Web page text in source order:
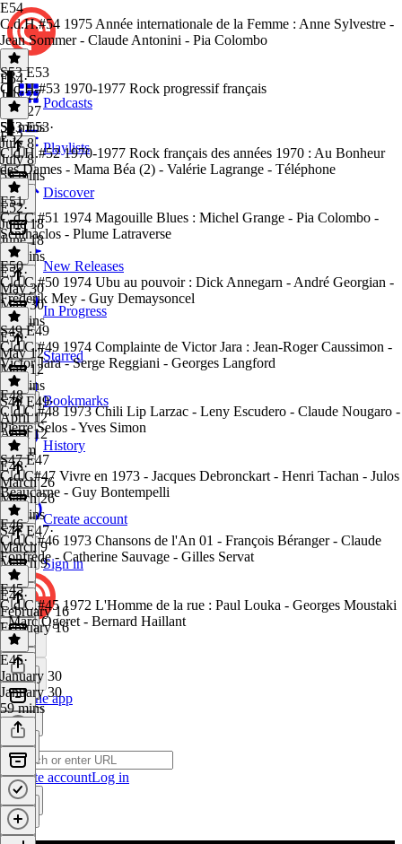
Podcasts
Playlists
Discover
New Releases
In Progress
Starred
Bookmarks
History
Create account
Sign in
Get the app
Create accountLog in
E54
C.d.H.#54 1975 Année internationale de la Femme : Anne Sylvestre -
Jean Sommer - Claude Antonini - Pia Colombo
E54·
July 27
July 27
59 mins
S53 E53
C.d.H.#53 1970-1977 Rock progressif français
S53 E53·
July 8
July 8
59 mins
E52
C.d.H.#52 1970-1977 Rock français des années 1970 : Au Bonheur
des Dames - Mama Béa (2) - Valérie Lagrange - Téléphone
E52·
June 18
June 18
59 mins
E51
C.d.C.#51 1974 Magouille Blues : Michel Grange - Pia Colombo -
Senthaclos - Plume Latraverse
E51·
May 30
May 30
59 mins
E50
C.d.C.#50 1974 Ubu au pouvoir : Dick Annegarn - André Georgian -
Frédérik Mey - Guy Demaysoncel
E50·
May 12
May 12
59 mins
S49 E49
C.d.C.#49 1974 Complainte de Victor Jara : Jean-Roger Caussimon -
Victor Jara - Serge Reggiani - Georges Langford
S49 E49·
April 12
April 12
1h 1m
E48
C.d.C.#48 1973 Chili Lip Larzac - Leny Escudero - Claude Nougaro -
Pierre Selos - Yves Simon
E48·
March 26
March 26
59 mins
S47 E47
C.d.C#47 Vivre en 1973 - Jacques Debronckart - Henri Tachan - Julos
Beaucarne - Guy Bontempelli
S47 E47·
March 9
March 9
1 hr
E46
C.d.C.#46 1973 Chansons de l'An 01 - François Béranger - Claude
Fonfrède - Catherine Sauvage - Gilles Servat
E46·
February 16
February 16
1 hr
E45
C.d.C.#45 1972 L'Homme de la rue : Paul Louka - Georges Moustaki
- Marc Ogeret - Bernard Haillant
E45·
January 30
January 30
59 mins